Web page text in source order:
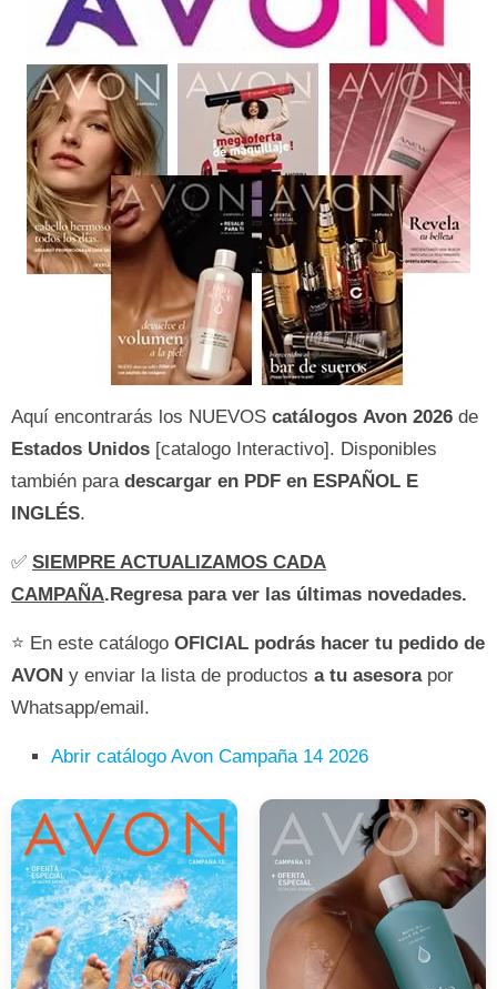
Aquí encontrarás los NUEVOS catálogos Avon 2026 de
Estados Unidos [catalogo Interactivo]. Disponibles
también para descargar en PDF en ESPAÑOL E
INGLÉS.
✅ SIEMPRE ACTUALIZAMOS CADA
CAMPAÑA.Regresa para ver las últimas novedades.
⭐ En este catálogo OFICIAL podrás hacer tu pedido de
AVON y enviar la lista de productos a tu asesora por
Whatsapp/email.
Abrir catálogo Avon Campaña 14 2026